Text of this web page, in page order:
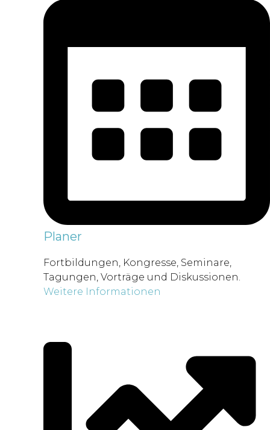
Planer
Fortbildungen, Kongresse, Seminare,
Tagungen, Vorträge und Diskussionen.
Weitere Informationen